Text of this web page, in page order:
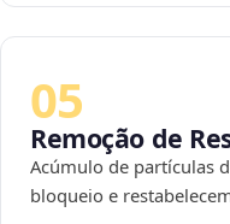
05
Remoção de
Acúmulo de partículas
bloqueio e